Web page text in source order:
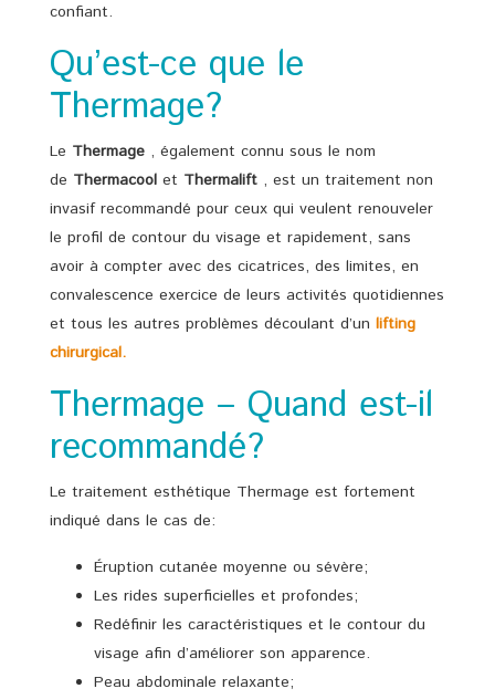
confiant.
Qu’est-ce que le
Thermage?
Le Thermage , également connu sous le nom
de Thermacool et Thermalift , est un traitement non
invasif recommandé pour ceux qui veulent renouveler
le profil de contour du visage et rapidement, sans
avoir à compter avec des cicatrices, des limites, en
convalescence exercice de leurs activités quotidiennes
et tous les autres problèmes découlant d’un lifting
chirurgical.
Thermage – Quand est-il
recommandé?
Le traitement esthétique Thermage est fortement
indiqué dans le cas de:
Éruption cutanée moyenne ou sévère;
Les rides superficielles et profondes;
Redéfinir les caractéristiques et le contour du
visage afin d’améliorer son apparence.
Peau abdominale relaxante;